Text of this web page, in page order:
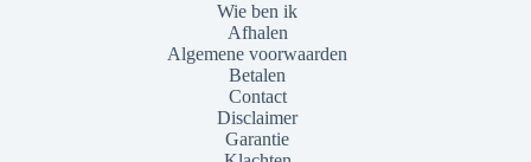
Wie ben ik
Afhalen
Algemene voorwaarden
Betalen
Contact
Disclaimer
Garantie